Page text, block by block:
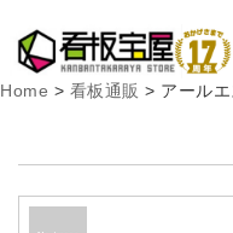
Home > 看板通販 > アール